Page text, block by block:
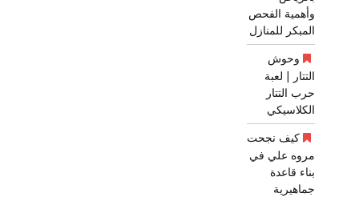
وأهمية الفحص
المبكر للمنازل
وحوش
التتار | لعبة
حرب التتار
الكلاسيكي
كيف نجحت
مروه علي في
بناء قاعدة
جماهيرية